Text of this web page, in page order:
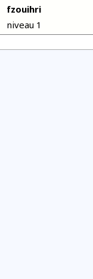
fzouihri
niveau 1